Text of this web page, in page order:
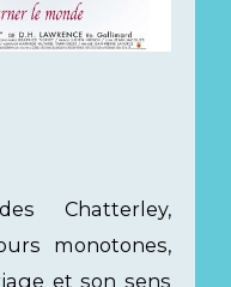
Chatterley,
monotones,
et son sens